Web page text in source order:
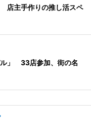
店主手作りの推し活スペ
」 33店参加、街の名